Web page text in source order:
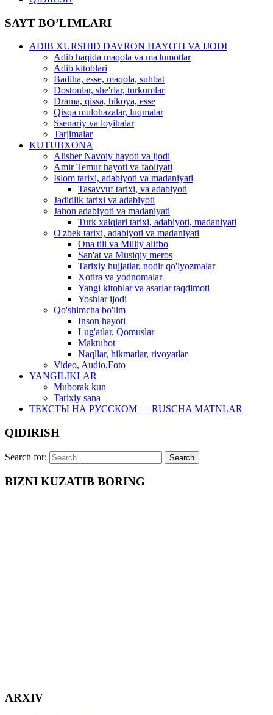
SAYT BO’LIMLARI
ADIB XURSHID DAVRON HAYOTI VA IJODI
Adib haqida maqola va ma'lumotlar
Adib kitoblari
Badiha, esse, maqola, suhbat
Dostonlar, she'rlar, turkumlar
Drama, qissa, hikoya, esse
Qisqa mulohazalar, luqmalar
Ssenariy va loyihalar
Tarjimalar
KUTUBXONA
Alisher Navoiy hayoti va ijodi
Amir Temur hayoti va faoliyati
Islom tarixi, adabiyoti va madaniyati
Tasavvuf tarixi, va adabiyoti
Jadidlik tarixi va adabiyoti
Jahon adabiyoti va madaniyati
Turk xalqlari tarixi, adabiyoti, madaniyati
O'zbek tarixi, adabiyoti va madaniyati
Ona tili va Milliy alifbo
San'at va Musiqiy meros
Tarixiy hujjatlar, nodir qo'lyozmalar
Xotira va yodnomalar
Yangi kitoblar va asarlar taqdimoti
Yoshlar ijodi
Qo'shimcha bo'lim
Inson hayoti
Lug'atlar, Qomuslar
Maktubot
Naqllar, hikmatlar, rivoyatlar
Video, Audio,Foto
YANGILIKLAR
Muborak kun
Tarixiy sana
ТЕКСТЫ НА РУССКОМ — RUSCHA MATNLAR
QIDIRISH
Search for:
BIZNI KUZATIB BORING
ARXIV